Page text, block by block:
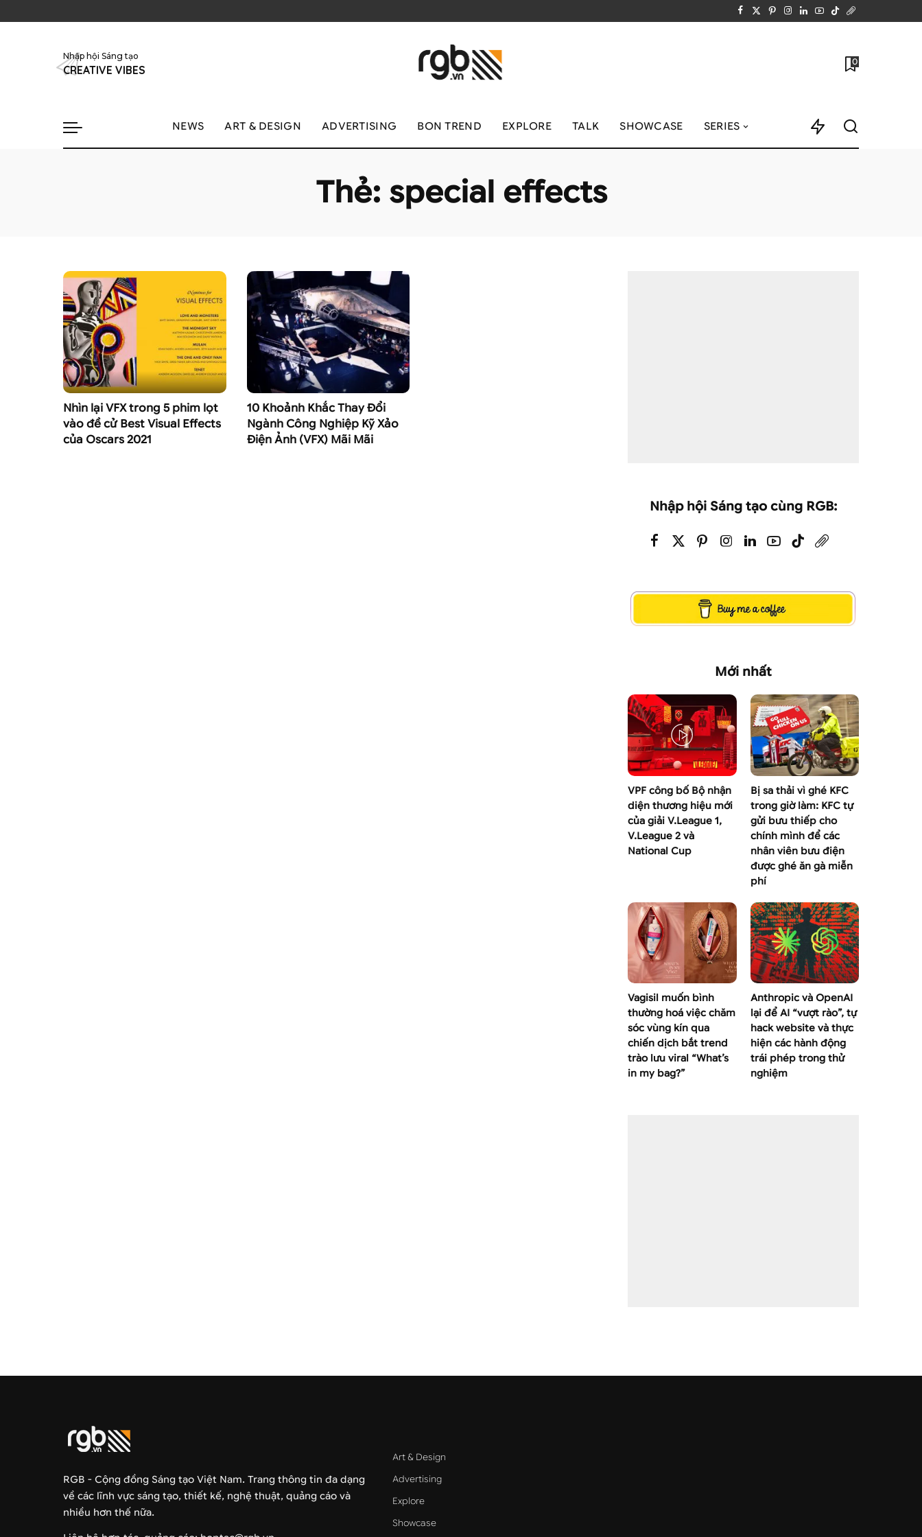
Nhập hội Sáng tạo
CREATIVE VIBES
0
NEWS ART & DESIGN ADVERTISING BON TREND EXPLORE TALK SHOWCASE SERIES
Thẻ: special effects
Nhìn lại VFX trong 5 phim lọt
vào đề cử Best Visual Effects
của Oscars 2021
10 Khoảnh Khắc Thay Đổi
Ngành Công Nghiệp Kỹ Xảo
Điện Ảnh (VFX) Mãi Mãi
Nhập hội Sáng tạo cùng RGB:
Mới nhất
VPF công bố Bộ nhận
diện thương hiệu mới
của giải V.League 1,
V.League 2 và
National Cup
Bị sa thải vì ghé KFC
trong giờ làm: KFC tự
gửi bưu thiếp cho
chính mình để các
nhân viên bưu điện
được ghé ăn gà miễn
phí
Vagisil muốn bình
thường hoá việc chăm
sóc vùng kín qua
chiến dịch bắt trend
trào lưu viral “What’s
in my bag?”
Anthropic và OpenAI
lại để AI “vượt rào”, tự
hack website và thực
hiện các hành động
trái phép trong thử
nghiệm
RGB - Cộng đồng Sáng tạo Việt Nam. Trang thông tin đa dạng
về các lĩnh vực sáng tạo, thiết kế, nghệ thuật, quảng cáo và
nhiều hơn thế nữa.
Art & Design
Advertising
Explore
Showcase